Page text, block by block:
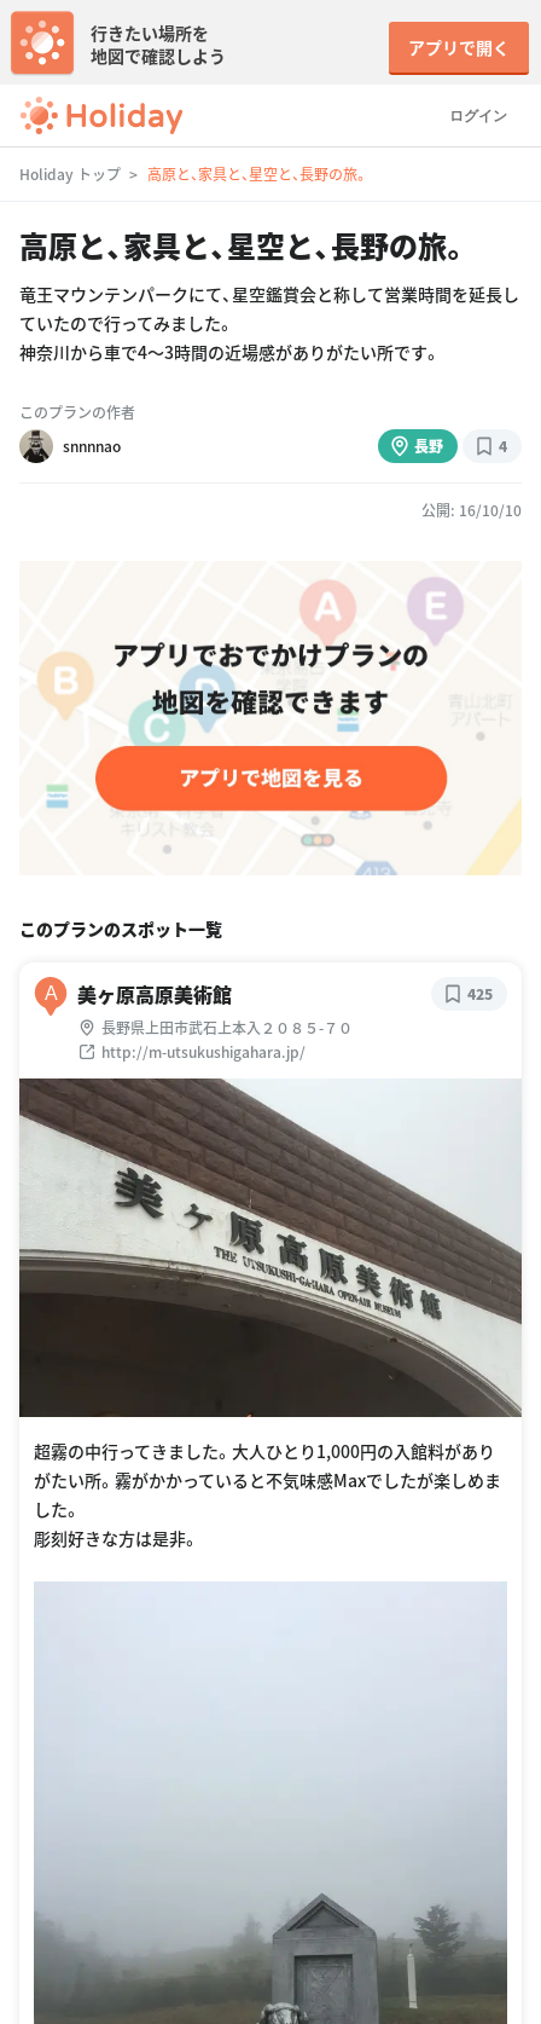
ログイン
行きたい場所を
地図で確認しよう
アプリで開く
Holiday トップ 高原と、家具と、星空と、長野の旅。
高原と、家具と、星空と、長野の旅。
竜王マウンテンパークにて、星空鑑賞会と称して営業時間を延長し
ていたので行ってみました。
神奈川から車で4〜3時間の近場感がありがたい所です。
このプランの作者
snnnnao
長野 4
公開: 16/10/10
このプランのスポット一覧
A 美ヶ原高原美術館
長野県上田市武石上本入２０８５-７０
http://m-utsukushigahara.jp/
425
超霧の中行ってきました。大人ひとり1,000円の入館料があり
がたい所。霧がかかっていると不気味感Maxでしたが楽しめま
した。
彫刻好きな方は是非。